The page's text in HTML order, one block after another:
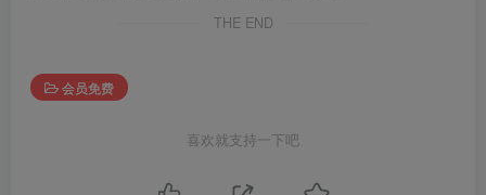
THE END
会员免费
喜欢就支持一下吧